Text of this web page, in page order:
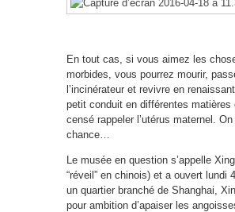
En tout cas, si vous aimez les
morbides, vous pourrez mourir,
l’incinérateur et revivre en
petit conduit en différentes matières
censé rappeler l’utérus maternel.
chance…
Le musée en question s’appelle
“réveil” en chinois) et a ouvert lundi
un quartier branché de Shanghai,
pour ambition d’apaiser les